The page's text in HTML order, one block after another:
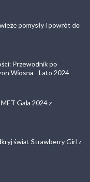
pomysły i powrót do
Przewodnik po
Wiosna - Lato 2024
Gala 2024 z
świat Strawberry Girl z